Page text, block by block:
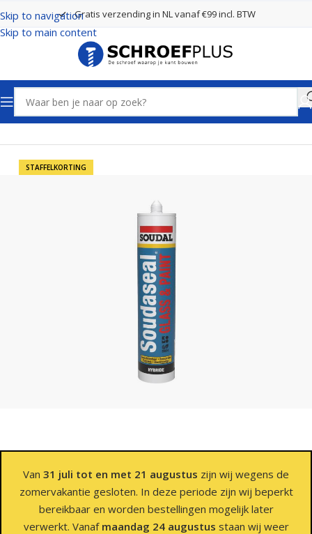
Skip to navigation
Skip to main content
Gratis verzending in NL vanaf €99 incl. BTW
Home Kit, Lijm en Purschuim Kitten Glaskit
STAFFELKORTING
Van 31 juli tot en met 21 augustus zijn wij wegens de
zomervakantie gesloten. In deze periode zijn wij beperkt
bereikbaar en worden bestellingen mogelijk later
verwerkt. Vanaf maandag 24 augustus staan wij weer